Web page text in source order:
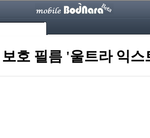
호 필름 '울트라 익스